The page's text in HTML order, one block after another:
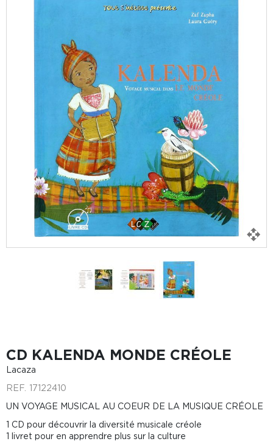
CD KALENDA MONDE CRÉOLE
Lacaza
REF. 17122410
UN VOYAGE MUSICAL AU COEUR DE LA MUSIQUE CRÉOLE
1 CD pour découvrir la diversité musicale créole
1 livret pour en apprendre plus sur la culture